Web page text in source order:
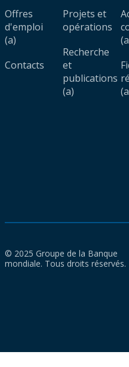
Offres
d'emploi
(a)
Contacts
Projets et
opérations
Recherche
et
publications
(a)
© 2025 Groupe de la Banque
mondiale. Tous droits réservés.